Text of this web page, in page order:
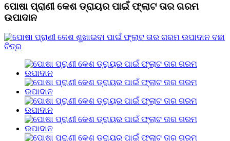
ପୋଷା ପ୍ରାଣୀ କେଶ ଡ୍ରାୟର ପାଇଁ ଫ୍ଲାଟ ତାର ଗରମ
ଉପାଦାନ